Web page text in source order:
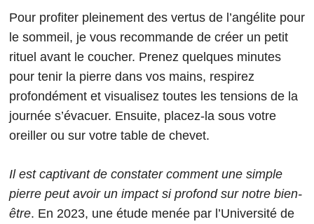
Pour profiter pleinement des vertus de l’angélite pour
le sommeil, je vous recommande de créer un petit
rituel avant le coucher. Prenez quelques minutes
pour tenir la pierre dans vos mains, respirez
profondément et visualisez toutes les tensions de la
journée s’évacuer. Ensuite, placez-la sous votre
oreiller ou sur votre table de chevet.
Il est captivant de constater comment une simple
pierre peut avoir un impact si profond sur notre bien-
être. En 2023, une étude menée par l’Université de